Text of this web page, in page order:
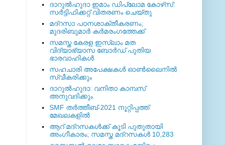
ദാറുല്‍ഹുദാ ഇമാം ഡിപ്ലോമ കോഴ്‌സ്:
സര്‍ട്ടിഫിക്കറ്റ് വിതരണം ചെയ്തു
മദ്‌റസാ പഠനശാക്തീകരണം;
മുദരിബുമാര്‍ കര്‍മരംഗത്തേക്ക്
സമസ്ത കേരള ഇസ്ലാം മത
വിദ്യാഭ്യാസ ബോര്‍ഡ് പുതിയ
ഭാരവാഹികള്‍
സഹചാരി അപേക്ഷകൾ ഓൺലൈനിൽ
സ്വീകരിക്കും
ദാറുല്‍ഹുദാ: വനിതാ കാമ്പസ്
അനുവദിക്കും
SMF തര്‍ത്തീബ്-2021 നൂറ്റിപ്പത്ത്
മേഖലകളില്‍
ആറ് മദ്റസകള്‍ക്ക് കൂടി പുതുതായി
അംഗീകാരം; സമസ്ത മദ്റസകള്‍ 10,283